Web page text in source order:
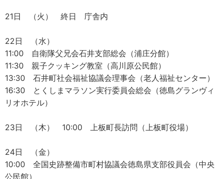
21日 （火） 終日 庁舎内
22日 （水）
11:00 自衛隊父兄会石井支部総会（浦庄分館）
11:30 親子クッキング教室（高川原公民館）
13:30 石井町社会福祉協議会理事会（老人福祉センター）
16:30 とくしまマラソン実行委員会総会（徳島グランヴィ
リオホテル）
23日 （木） 10:00 上板町長訪問（上板町役場）
24日 （金）
10:00 全国史跡整備市町村協議会徳島県支部役員会（中央
公民館）